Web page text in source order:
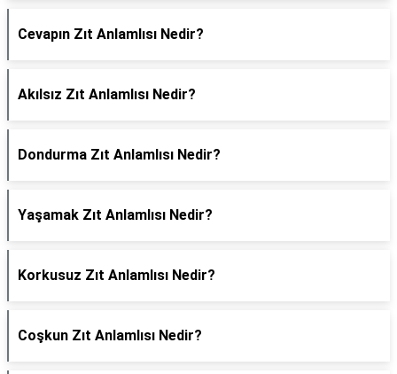
Cevapın Zıt Anlamlısı Nedir?
Akılsız Zıt Anlamlısı Nedir?
Dondurma Zıt Anlamlısı Nedir?
Yaşamak Zıt Anlamlısı Nedir?
Korkusuz Zıt Anlamlısı Nedir?
Coşkun Zıt Anlamlısı Nedir?